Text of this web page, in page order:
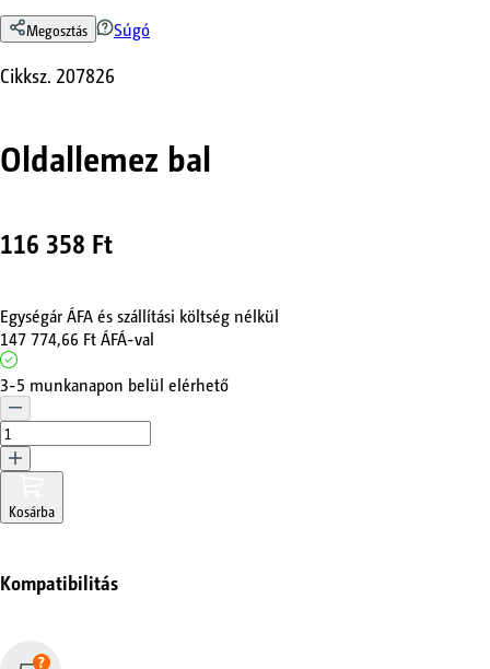
Megosztás Súgó
Cikksz. 207826
Oldallemez bal
116 358 Ft
Egységár ÁFA és szállítási költség nélkül
147 774,66 FtÁFÁ-val
3-5 munkanapon belül elérhető
Kosárba
Kompatibilitás